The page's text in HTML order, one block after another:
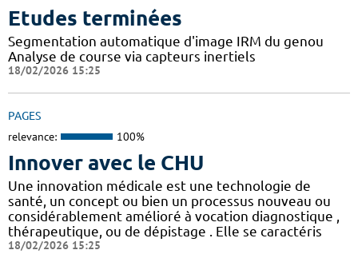
Etudes terminées
Segmentation automatique d'image IRM du genou
Analyse de course via capteurs inertiels
18/02/2026 15:25
PAGES
relevance: 100%
Innover avec le CHU
Une innovation médicale est une technologie de
santé, un concept ou bien un processus nouveau ou
considérablement amélioré à vocation diagnostique ,
thérapeutique, ou de dépistage . Elle se caractéris
18/02/2026 15:25